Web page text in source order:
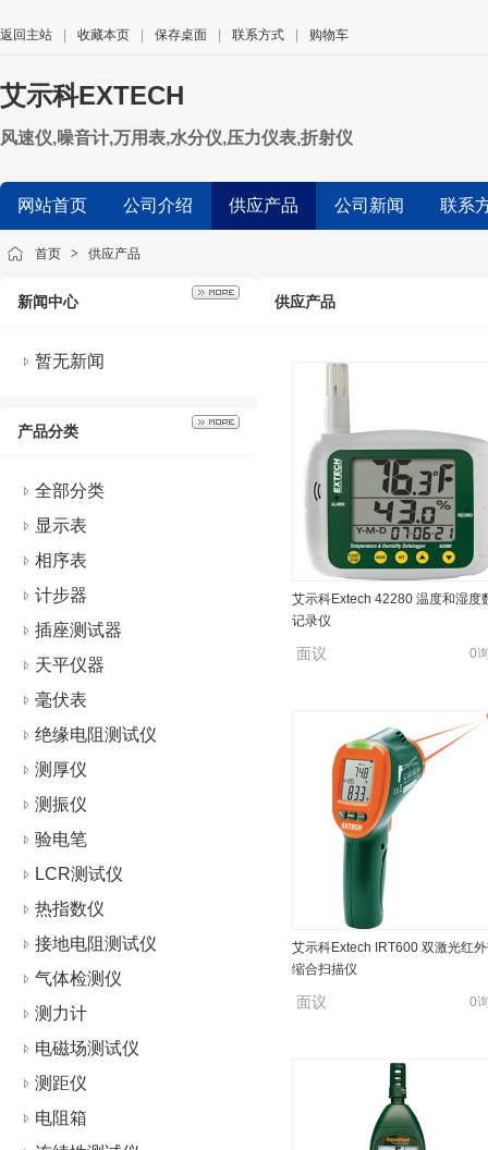
返回主站 收藏本页 保存桌面 联系方式 购物车
艾示科EXTECH
风速仪,噪音计,万用表,水分仪,压力仪表,折射仪
网站首页 公司介绍 供应产品 公司新闻 联系
首页 > 供应产品
新闻中心
暂无新闻
产品分类
全部分类
显示表
相序表
计步器
插座测试器
天平仪器
毫伏表
绝缘电阻测试仪
测厚仪
测振仪
验电笔
LCR测试仪
热指数仪
接地电阻测试仪
气体检测仪
测力计
电磁场测试仪
测距仪
电阻箱
供应产品
艾示科Extech 42280 温度和湿度
记录仪
面议 0
艾示科Extech IRT600 双激光红
缩合扫描仪
面议 0